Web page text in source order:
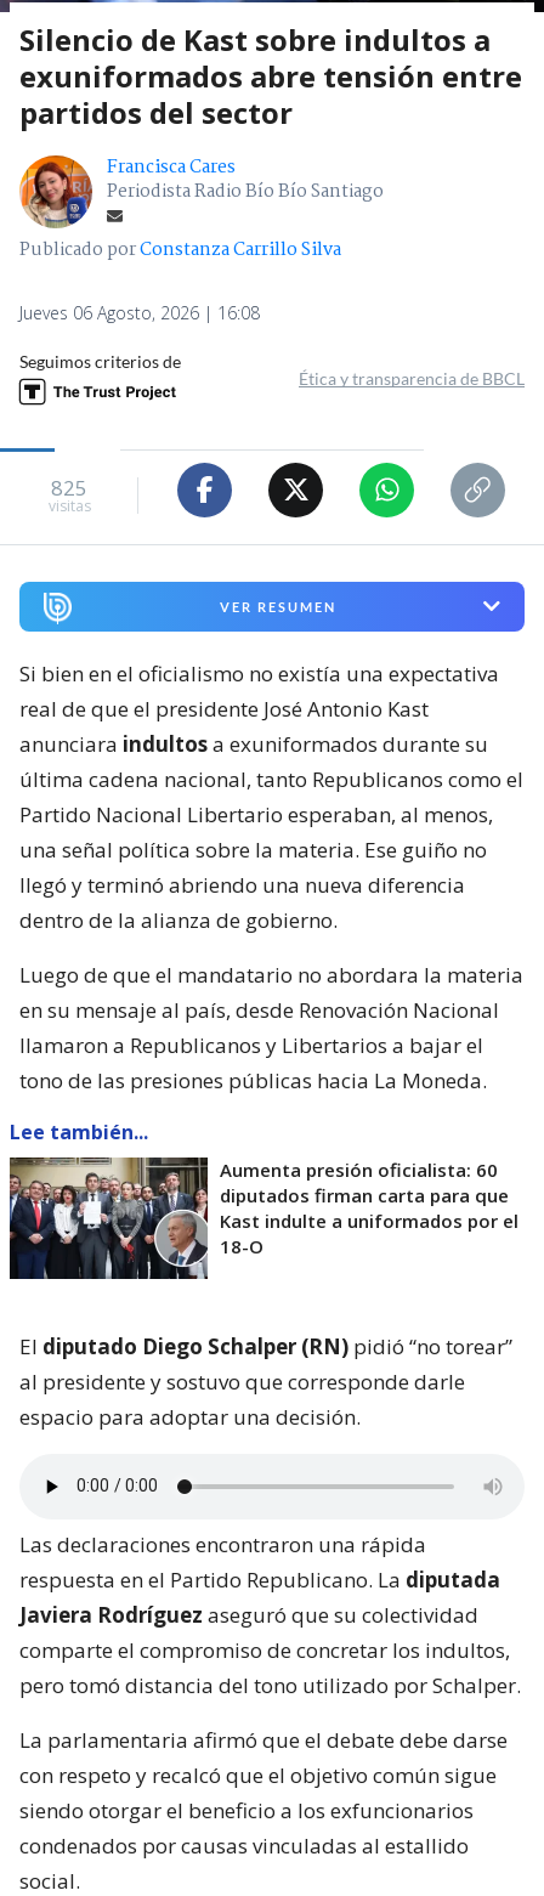
Silencio de Kast sobre indultos a
exuniformados abre tensión entre
partidos del sector
Francisca Cares
Periodista Radio Bío Bío Santiago
Publicado porConstanza Carrillo Silva
Jueves 06 Agosto, 2026 | 16:08
Seguimos criterios de
Ética y transparencia de BBCL
825
visitas
VER RESUMEN
Si bien en el oficialismo no existía una expectativa
real de que el presidente José Antonio Kast
anunciara indultosa exuniformados durante su
última cadena nacional, tanto Republicanos como el
Partido Nacional Libertario esperaban, al menos,
una señal política sobre la materia. Ese guiño no
llegó y terminó abriendo una nueva diferencia
dentro de la alianza de gobierno.
Luego de que el mandatario no abordara la materia
en su mensaje al país, desde Renovación Nacional
llamaron a Republicanos y Libertarios a bajar el
tono de las presiones públicas hacia La Moneda.
Lee también...
Aumenta presión oficialista: 60
diputados firman carta para que
Kast indulte a uniformados por el
18-O
El diputado Diego Schalper (RN) pidió “no torear”
al presidente y sostuvo que corresponde darle
espacio para adoptar una decisión.
Las declaraciones encontraron una rápida
respuesta en el Partido Republicano. La diputada
Javiera Rodríguez aseguró que su colectividad
comparte el compromiso de concretar los indultos,
pero tomó distancia del tono utilizado por Schalper.
La parlamentaria afirmó que el debate debe darse
con respeto y recalcó que el objetivo común sigue
siendo otorgar el beneficio a los exfuncionarios
condenados por causas vinculadas al estallido
social.